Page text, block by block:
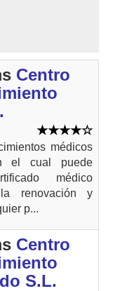
Centro
médicos
el cual puede
médico
renovación y
p...
Centro
S.L.